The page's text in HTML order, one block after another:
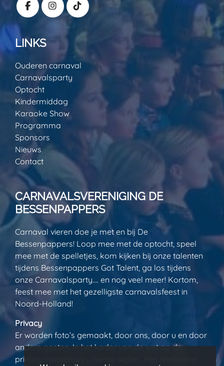
LINKS
Ouderen carnaval
Carnavalsparty
Optocht
Kindermiddag
Karaoke Show
Programma
Sponsors
Nieuws
Contact
CARNAVALSVERENIGING DE
BESSENPAPPERS
Carnaval vieren doe je met en bij De
Bessenpappers! Loop mee met de optocht, speel
mee met de spelletjes, kom kijken bij onze talenten
tijdens Bessenpappers Got Talent, ga los tijdens
onze Carnavalsparty…. en nog veel meer! Kortom,
feest mee met het gezelligste carnavalsfeest in
Noord-Holland!
Privacy
Er worden foto’s gemaakt, door ons, door u en door
andere gasten. In het kader van de wet op de
privacy moeten wij u hierop wijzen. Met deelname